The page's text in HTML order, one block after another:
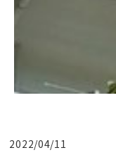
2022/04/11